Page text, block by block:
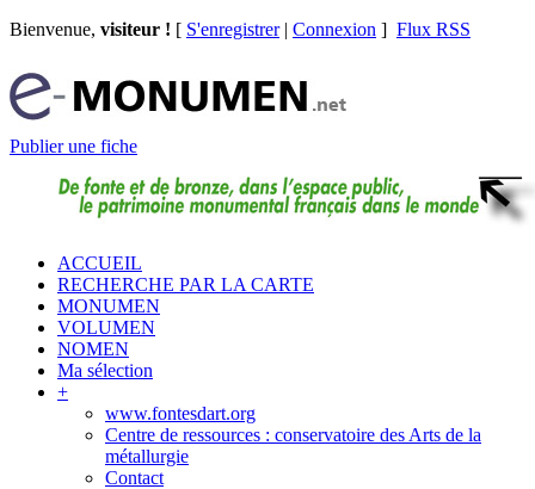
Bienvenue, visiteur ! [ S'enregistrer| Connexion ] Flux RSS
Publier une fiche
ACCUEIL
RECHERCHE PAR LA CARTE
MONUMEN
VOLUMEN
NOMEN
Ma sélection
+
www.fontesdart.org
Centre de ressources : conservatoire des Arts de la
métallurgie
Contact